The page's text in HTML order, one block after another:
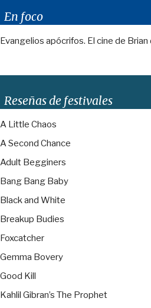
En foco
Evangelios apócrifos. El cine de Brian
Reseñas de festivales
A Little Chaos
A Second Chance
Adult Begginers
Bang Bang Baby
Black and White
Breakup Budies
Foxcatcher
Gemma Bovery
Good Kill
Kahlil Gibran’s The Prophet